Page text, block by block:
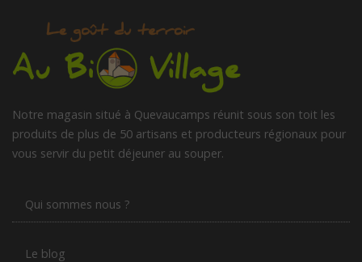
Notre magasin situé à Quevaucamps réunit sous son toit les
produits de plus de 50 artisans et producteurs régionaux pour
vous servir du petit déjeuner au souper.
Qui sommes nous ?
Le blog